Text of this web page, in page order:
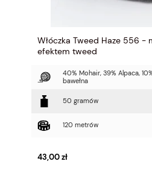
Włóczka Tweed Haze 556 -
efektem tweed
40% Mohair, 39% Alpaca,
bawełna
50 gramów
120 metrów
43,00 zł